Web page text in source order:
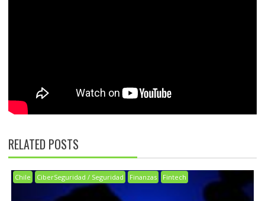
RELATED POSTS
Chile CiberSeguridad / Seguridad Finanzas Fintech